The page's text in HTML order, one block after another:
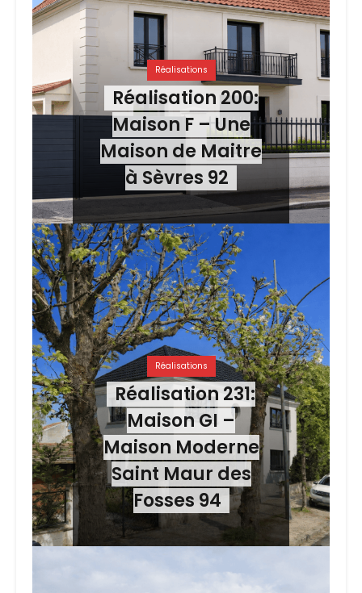
Réalisations
Réalisation 200:
Maison F – Une
Maison de Maitre
à Sèvres 92
Réalisations
Réalisation 231:
Maison GI –
Maison Moderne
Saint Maur des
Fosses 94